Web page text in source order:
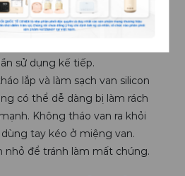
máy hút sữa cho lần đầu
sạch tất cả các bộ phận sau
sử dụng kế tiếp.
lắp và làm sạch van silicon
có thể dễ dàng bị làm rách
Không tháo van ra khỏi
tay kéo ở miệng van.
nhỏ để tránh làm mất chúng.